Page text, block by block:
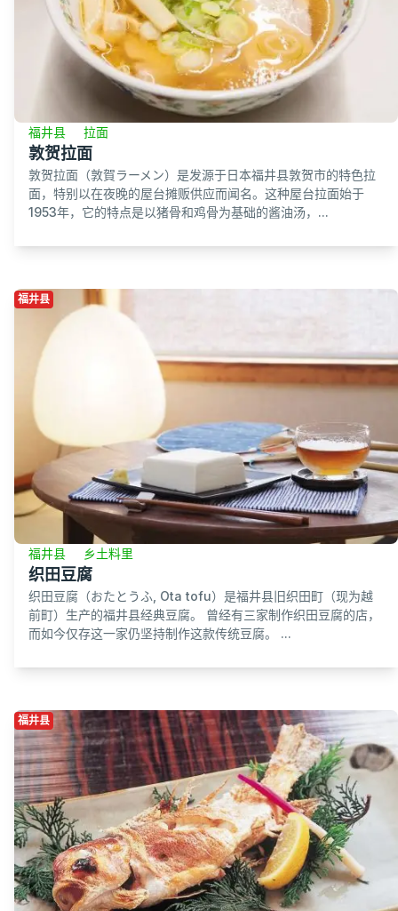
福井县 拉面
敦贺拉面
敦贺拉面（敦賀ラーメン）是发源于日本福井县敦贺市的特色拉
面，特别以在夜晚的屋台摊贩供应而闻名。这种屋台拉面始于
1953年，它的特点是以猪骨和鸡骨为基础的酱油汤，...
福井县
福井县 乡土料里
织田豆腐
织田豆腐（おたとうふ, Ota tofu）是福井县旧织田町（现为越
前町）生产的福井县经典豆腐。 曾经有三家制作织田豆腐的店，
而如今仅存这一家仍坚持制作这款传统豆腐。 ...
福井县